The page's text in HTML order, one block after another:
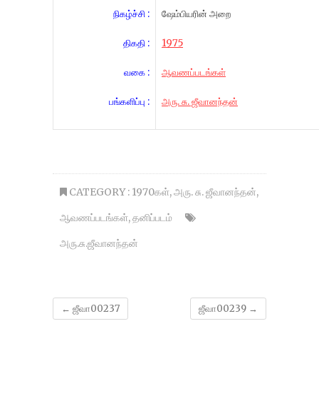
நிகழ்ச்சி :
திகதி :
வகை :
பங்களிப்பு :
ஷேம்பியரின் அறை
1975
ஆவணப்படங்கள்
அரு. சு. ஜீவானந்தன்
CATEGORY : 1970கள்,அரு. சு. ஜீவானந்தன்,
ஆவணப்படங்கள்,தனிப்படம்
அரு.சு.ஜீவானந்தன்
← ஜீவா00237 ஜீவா00239 →